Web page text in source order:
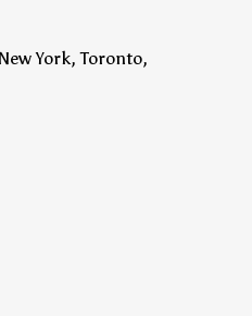
York, Toronto,